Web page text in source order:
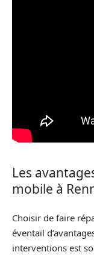
Les
mobile à
Choisir de faire
éventail
interventions est